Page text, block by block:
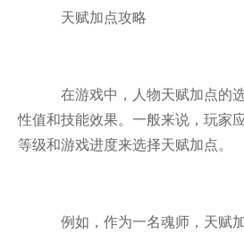
天赋加点攻略
在游戏中，人物天赋加点的
性值和技能效果。一般来说，玩家
等级和游戏进度来选择天赋加点。
例如，作为一名魂师，天赋